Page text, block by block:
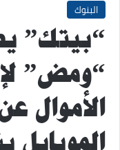
البنوك
“بيتك”
“ومض”
الأموال
الموبايل